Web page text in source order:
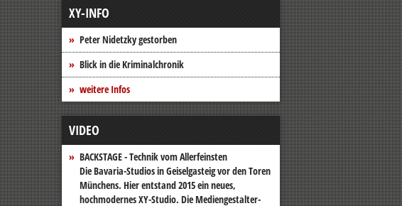
XY-INFO
Peter Nidetzky gestorben
Blick in die Kriminalchronik
weitere Infos
VIDEO
BACKSTAGE - Technik vom Allerfeinsten
Die Bavaria-Studios in Geiselgasteig vor den Toren
Münchens. Hier entstand 2015 ein neues,
hochmodernes XY-Studio. Die Mediengestalter-